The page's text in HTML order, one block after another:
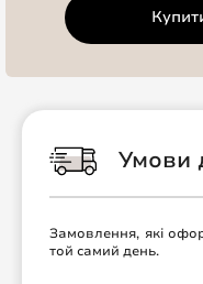
Умови
Замовлення, які
той самий день.